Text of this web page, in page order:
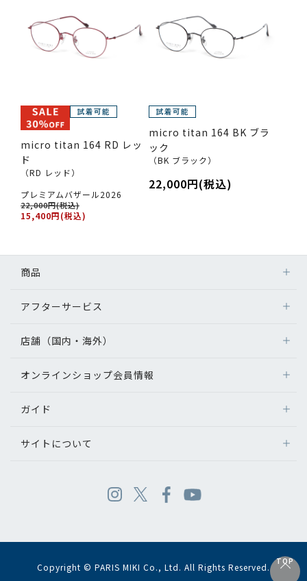
micro titan 164 RD レッ
ド
（RD レッド）
プレミアムバザール2026
22,000円(税込)
15,400円(税込)
micro titan 164 BK ブラ
ック
（BK ブラック）
22,000円(税込)
TOP
商品
アフターサービス
店舗（国内・海外）
オンラインショップ会員情報
ガイド
サイトについて
Copyright © PARIS MIKI Co., Ltd. All Rights Reserved.